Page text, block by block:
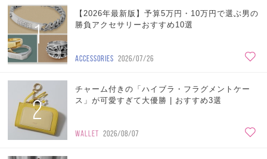
1
【2026年最新版】予算5万円・10万円で選ぶ男の
勝負アクセサリーおすすめ10選
ACCESSORIES 2026/07/26
2
チャーム付きの「ハイブラ・フラグメントケー
ス」が可愛すぎて大優勝 | おすすめ3選
WALLET 2026/08/07